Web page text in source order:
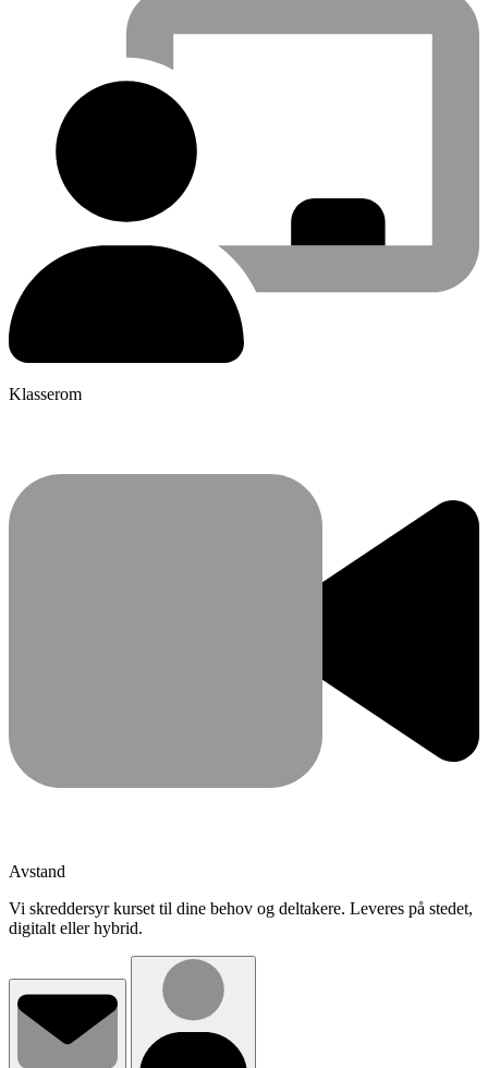
Klasserom
Avstand
Vi skreddersyr kurset til dine behov og deltakere. Leveres på stedet,
digitalt eller hybrid.